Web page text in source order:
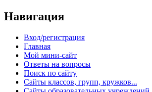
Навигация
Вход/регистрация
Главная
Мой мини-сайт
Ответы на вопросы
Поиск по сайту
Сайты классов, групп, кружков...